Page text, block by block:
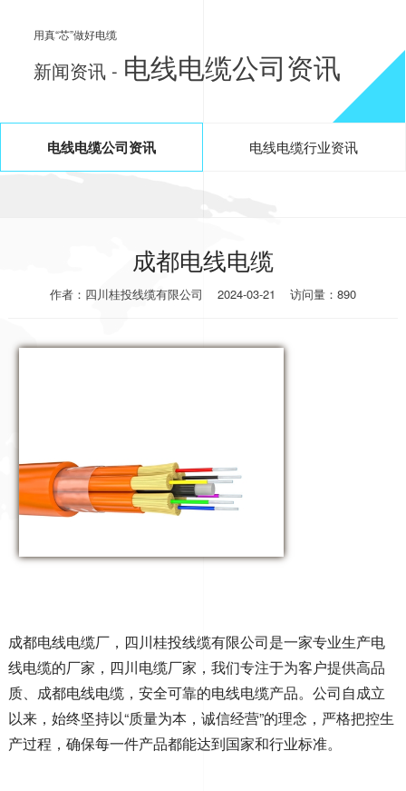
用真“芯”做好电缆
新闻资讯 - 电线电缆公司资讯
电线电缆公司资讯 电线电缆行业资讯
成都电线电缆
作者：四川桂投线缆有限公司 2024-03-21 访问量：890
成都电线电缆厂，四川桂投线缆有限公司是一家专业生产电
线电缆的厂家，四川电缆厂家，我们专注于为客户提供高品
质、成都电线电缆，安全可靠的电线电缆产品。公司自成立
以来，始终坚持以“质量为本，诚信经营”的理念，严格把控生
产过程，确保每一件产品都能达到国家和行业标准。